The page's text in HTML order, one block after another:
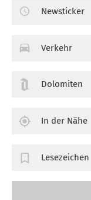
Newsticker
Verkehr
Dolomiten
In der Nähe
Lesezeichen